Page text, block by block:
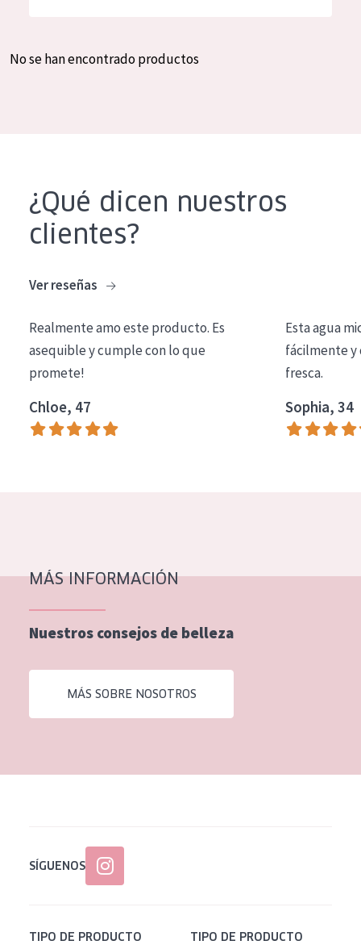
Crema de día
Crema de noche
Limpieza
COLECCIÓN
Essentials
Lift+
Piel normal y seca
Piel mixata o grasa
Piel madura
Piel expuesta al sol
Piel menopáusica
Todas las edades
Spanish
No se han encontrado productos
¿Qué dicen nuestros
clientes?
Ver reseñas
Realmente amo este producto. Es
asequible y cumple con lo que
promete!
Chloe, 47
Esta agua
fácilmente y
fresca.
Sophia, 34
MÁS INFORMACIÓN
Nuestros consejos de belleza
MÁS SOBRE NOSOTROS
SÍGUENOS
TIPO DE PRODUCTO TIPO DE PRODUCTO